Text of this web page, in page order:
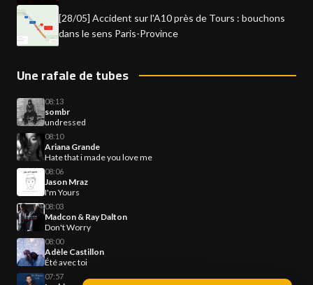
[28/05] Accident sur l'A10 près de Tours : bouchons
dans le sens Paris-Province
Une rafale de tubes
08:13
sombr
undressed
08:10
Ariana Grande
Hate that i made you love me
08:06
Jason Mraz
I'm Yours
08:03
Madcon & Ray Dalton
Don't Worry
08:00
Adèle Castillon
Été avec toi
07:57